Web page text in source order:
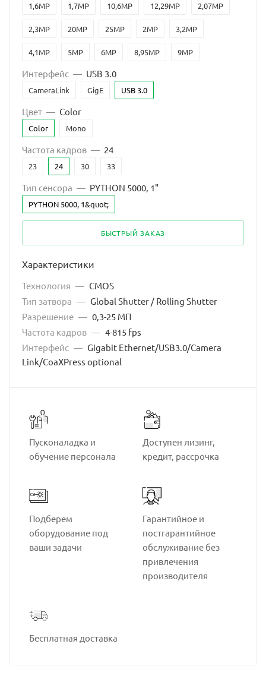
1,6MP 1,7MP 10,6MP 12,29MP 2,07MP
2,3MP 20MP 25MP 2MP 3,2MP
4,1MP 5MP 6MP 8,95MP 9MP
Интерфейс — USB 3.0
CameraLink GigE USB 3.0
Цвет — Color
Color Mono
Частота кадров — 24
23 24 30 33
Тип сенсора — PYTHON 5000, 1"
PYTHON 5000, 1&quot;
БЫСТРЫЙ ЗАКАЗ
Характеристики
Технология — CMOS
Тип затвора — Global Shutter / Rolling Shutter
Разрешение — 0,3-25 МП
Частота кадров — 4-815 fps
Интерфейс — Gigabit Ethernet/USB3.0/Camera
Link/CoaXPress optional
Пусконаладка и
обучение персонала
Доступен лизинг,
кредит, рассрочка
Подберем
оборудование под
ваши задачи
Гарантийное и
постгарантийное
обслуживание без
привлечения
производителя
Бесплатная доставка